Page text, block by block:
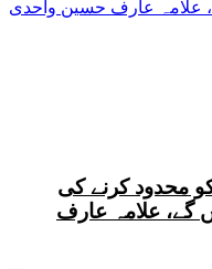
محدود کرنے کی
علامہ عارف